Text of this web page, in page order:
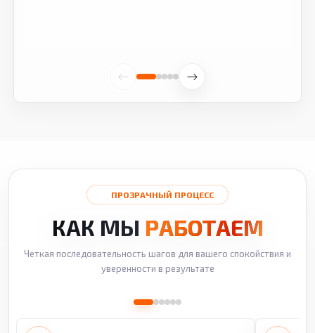
ПРОЗРАЧНЫЙ ПРОЦЕСС
КАК МЫ РАБОТАЕМ
Четкая последовательность шагов для вашего спокойствия и
уверенности в результате